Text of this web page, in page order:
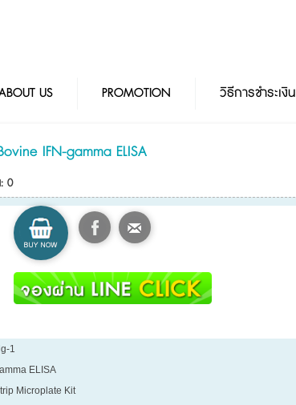
US PROMOTION วิธีการชำระเงิน
IFN-gamma ELISA
0
1
ELISA
Microplate Kit